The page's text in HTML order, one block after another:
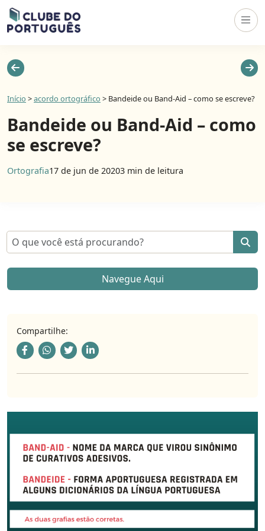
Início >acordo ortográfico > Bandeide ou Band-Aid – como se escreve?
Bandeide ou Band-Aid – como
se escreve?
Ortografia17 de jun de 20203 min de leitura
Compartilhe:
Pesquisar por:
Navegue Aqui